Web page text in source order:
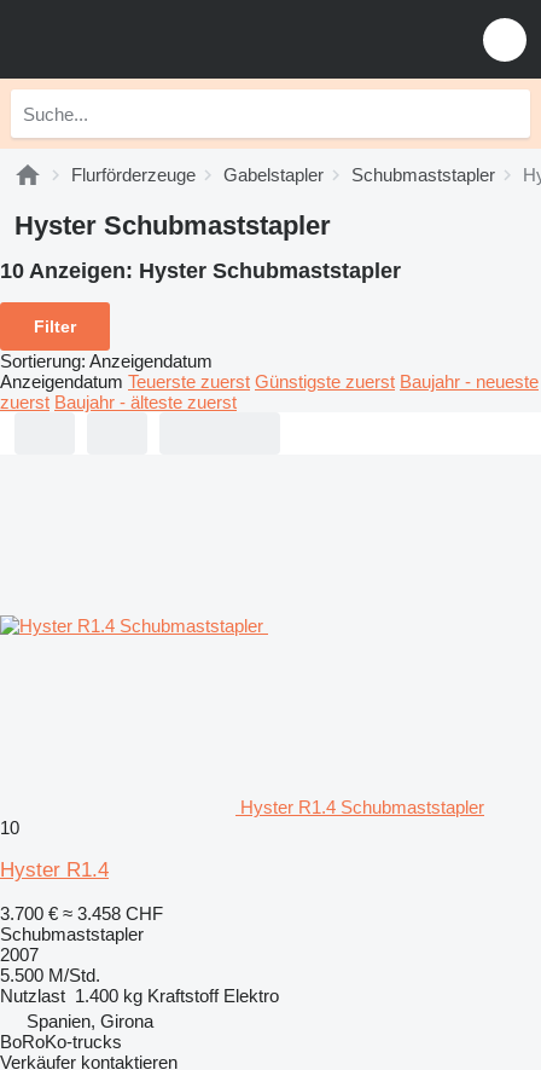
Flurförderzeuge Gabelstapler Schubmaststapler
Hyster Schubmaststapler
10 Anzeigen: Hyster Schubmaststapler
Filter
Sortierung: Anzeigendatum
Anzeigendatum Teuerste zuerst Günstigste zuerst Baujahr - neueste
zuerst Baujahr - älteste zuerst
Hyster R1.4 Schubmaststapler
10
Hyster R1.4
3.700 € ≈ 3.458 CHF
Schubmaststapler
2007
5.500 M/Std.
Nutzlast 1.400 kg Kraftstoff Elektro
Spanien, Girona
BoRoKo-trucks
Verkäufer kontaktieren